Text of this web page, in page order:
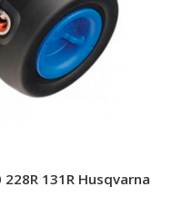
228R 131R Husqvarna